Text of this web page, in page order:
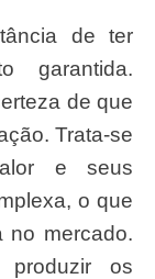
garantida.
de que
Trata-se
e seus
o que
no mercado.
os